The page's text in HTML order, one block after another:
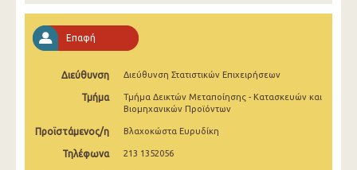
Αυγούστου 2025
Ιουλίου 2025
Ιουνίου 2025
Μαΐου 2025
Επαφή
Διεύθυνση Διεύθυνση Στατιστικών Επιχειρήσεων
Τμήμα
Τμήμα Δεικτών Μεταποίησης - Κατασκευών και
Βιομηχανικών Προϊόντων
Προϊστάμενος/η Βλαχοκώστα Ευρυδίκη
Τηλέφωνα 213 1352056